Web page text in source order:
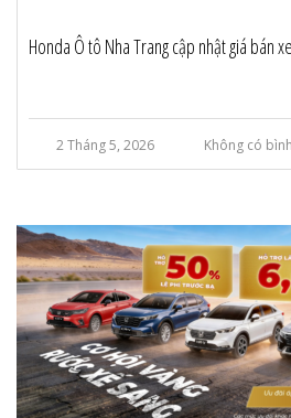
Honda Ô tô Nha Trang cập nhật giá bán
2 Tháng 5, 2026 Không có